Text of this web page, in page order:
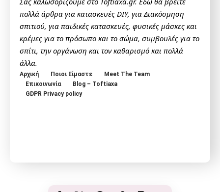
πολλά άρθρα για κατασκευές DIY, για Διακόσμηση
σπιτιού, για παιδικές κατασκευές, φυσικές μάσκες και
κρέμες για το πρόσωπο και το σώμα, συμβουλές για το
σπίτι, την οργάνωση και τον καθαρισμό και πολλά
άλλα.
Αρχική Ποιοι Είμαστε
Meet The Team
Επικοινωνία
Blog – Toftiaxa
GDPR Privacy policy